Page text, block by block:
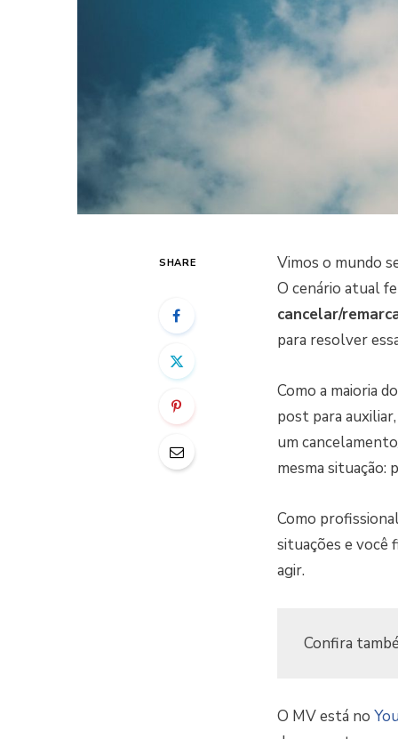
SHARE Vimos o mundo
O cenário atual
cancelar/
para resolver
Como a maioria
post para
um
mesma situação:
Como
situações e você
agir.
Confira
O MV está no